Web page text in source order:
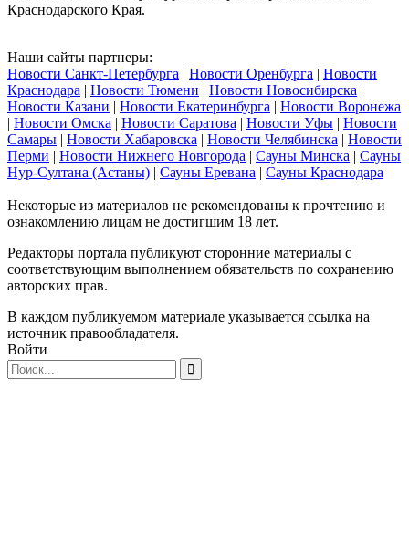
Краснодарского Края.
Наши сайты партнеры:
Новости Санкт-Петербурга | Новости Оренбурга | Новости
Краснодара | Новости Тюмени | Новости Новосибирска |
Новости Казани | Новости Екатеринбурга | Новости Воронежа
| Новости Омска | Новости Саратова | Новости Уфы | Новости
Самары | Новости Хабаровска | Новости Челябинска | Новости
Перми | Новости Нижнего Новгорода | Сауны Минска | Сауны
Нур-Султана (Астаны) | Сауны Еревана | Сауны Краснодара
Некоторые из материалов не рекомендованы к прочтению и
ознакомлению лицам не достигшим 18 лет.
Редакторы портала публикуют сторонние материалы с
соответствующим выполнением обязательств по сохранению
авторских прав.
В каждом публикуемом материале указывается ссылка на
источник правообладателя.
Войти